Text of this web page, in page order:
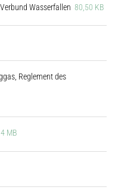
Wasserfallen 80,50 KB
Reglement des
MB